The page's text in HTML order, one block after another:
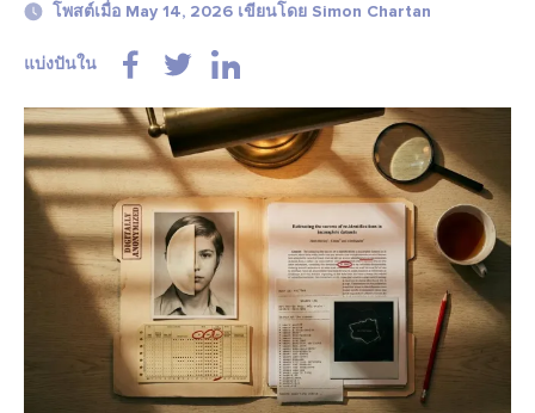
โพสต์เมื่อ May 14, 2026 เขียนโดย Simon Chartan
แบ่งปันใน